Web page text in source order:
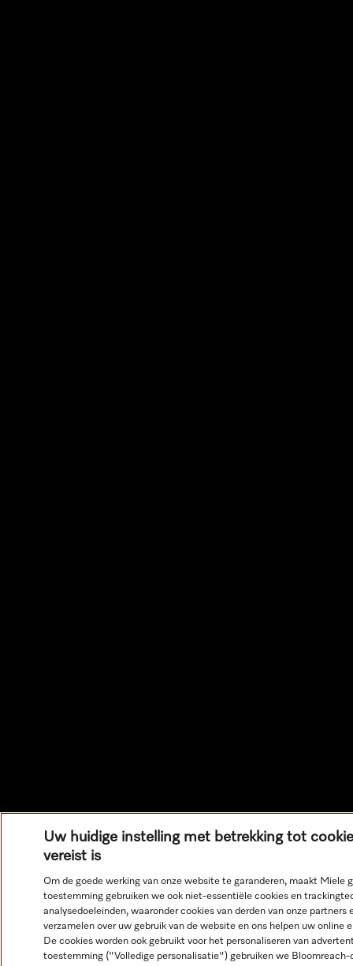
Uw huidige instelling met betrekking tot
vereist is
Om de goede werking van onze website te garanderen, maakt Miele
toestemming gebruiken we ook niet-essentiële cookies en
analysedoeleinden, waaronder cookies van derden van onze partners
verzamelen over uw gebruik van de website en ons helpen uw online
De cookies worden ook gebruikt voor het personaliseren van
toestemming ("Volledige personalisatie") gebruiken we